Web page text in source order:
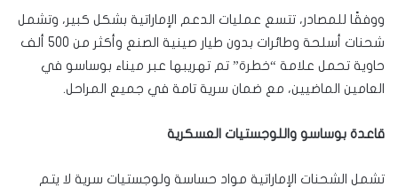
ووفقًا للمصادر، تتسع عمليات الدعم الإماراتية بشكل كبير، وتشمل
شحنات أسلحة وطائرات بدون طيار صينية الصنع وأكثر من 500 ألف
حاوية تحمل علامة “خطرة” تم تهريبها عبر ميناء بوساسو في
العامين الماضيين، مع ضمان سرية تامة في جميع المراحل.
قاعدة بوساسو واللوجستيات العسكرية
تشمل الشحنات الإماراتية مواد حساسة ولوجستيات سرية لا يتم